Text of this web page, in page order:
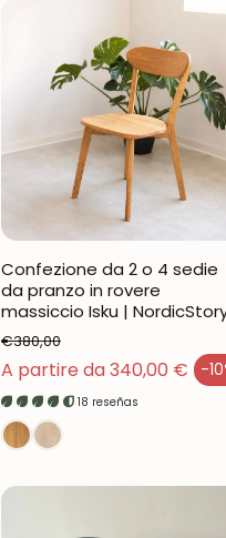
Confezione da 2 o 4 sedie
da pranzo in rovere
massiccio Isku |
A partire da 340,00 € -
Prezzo di vendita
Prezzo normale
€380,00
18 reseñas